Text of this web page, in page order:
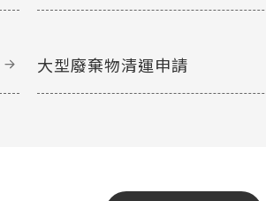
大型廢棄物清運申請